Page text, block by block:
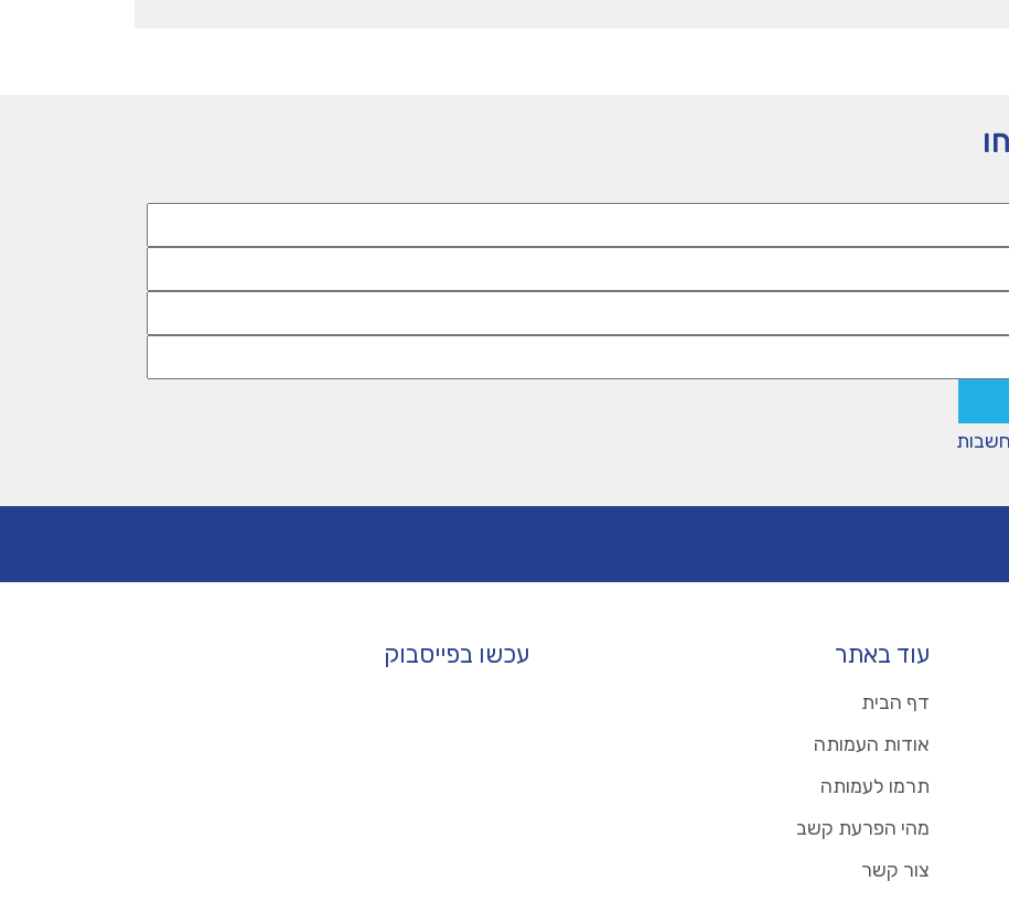
עוד באתר
דף הבית
אודות העמותה
תרמו לעמותה
מהי הפרעת קשב
צור קשר
עכשו בפייסבוק